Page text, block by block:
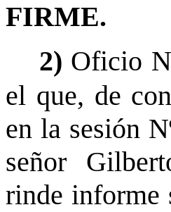
FIRME.
2) Oficio
el que, de
en la sesión
señor
rinde informe